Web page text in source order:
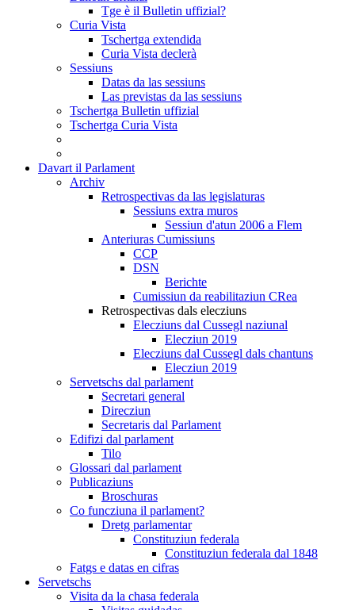
Tge è il Bulletin uffizial?
Curia Vista
Tschertga extendida
Curia Vista declerà
Sessiuns
Datas da las sessiuns
Las previstas da las sessiuns
Tschertga Bulletin uffizial
Tschertga Curia Vista
Davart il Parlament
Archiv
Retrospectivas da las legislaturas
Sessiuns extra muros
Sessiun d'atun 2006 a Flem
Anteriuras Cumissiuns
CCP
DSN
Berichte
Cumissiun da reabilitaziun CRea
Retrospectivas dals elecziuns
Elecziuns dal Cussegl naziunal
Elecziun 2019
Elecziuns dal Cussegl dals chantuns
Elecziun 2019
Servetschs dal parlament
Secretari general
Direcziun
Secretaris dal Parlament
Edifizi dal parlament
Tilo
Glossari dal parlament
Publicaziuns
Broschuras
Co funcziuna il parlament?
Dretg parlamentar
Constituziun federala
Constituziun federala dal 1848
Fatgs e datas en cifras
Servetschs
Visita da la chasa federala